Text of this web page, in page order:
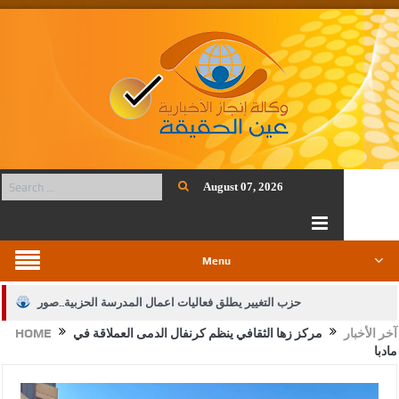
August 07, 2026
Menu
حزب التغيير يطلق فعاليات اعمال المدرسة الحزبية..صور
الجيش يفتح باب التجنيد لحملة البكالوريوس في الحقوق والقانونHOME آخر الأخبار
مركز زها الثقافي ينظم كرنفال الدمى العملاقة في
مادبا